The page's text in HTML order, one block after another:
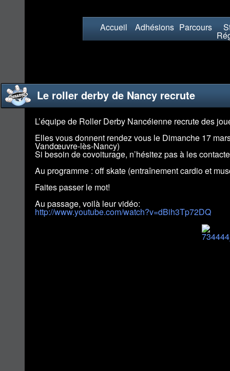
Accueil Adhésions Parcours
Le roller derby de Nancy recrute
L’équipe de Roller Derby Nancéienne recrute des
Elles vous donnent rendez vous le Dimanche 17
Vandœuvre-lès-Nancy)
Si besoin de covoiturage, n’hésitez pas à les
Au programme : off skate (entraînement cardio et
Faites passer le mot!
Au passage, voilà leur vidéo:
http://www.youtube.com/watch?v=dBih3Tp72DQ